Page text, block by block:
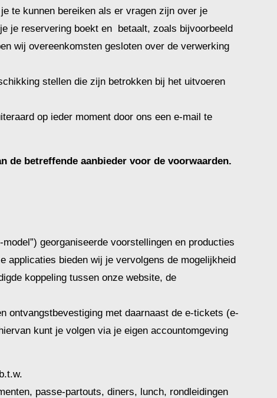
te kunnen bereiken als er vragen zijn over je
je reservering boekt en betaalt, zoals bijvoorbeeld
wij overeenkomsten gesloten over de verwerking
stellen die zijn betrokken bij het uitvoeren
op ieder moment door ons een e-mail te
de betreffende aanbieder voor de voorwaarden.
georganiseerde voorstellingen en producties
applicaties bieden wij je vervolgens de mogelijkheid
koppeling tussen onze website, de
ontvangstbevestiging met daarnaast de e-tickets (e-
kunt je volgen via je eigen accountomgeving
passe-partouts, diners, lunch, rondleidingen